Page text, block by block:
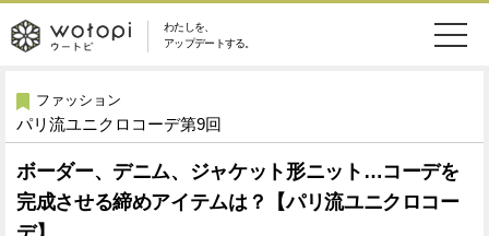
わたしを、
アップデートする。
wotopi
-
ウ
メ
ニ
ュ
ー
恋愛・結婚
美容・コスメ 妊娠・出産
健康 ワークスタイル
ファッション
パリ流ユニクロコーデ第9回
ボーダー、デニム、ジャケット形ニット…コーデを
完成させる締めアイテムは？【パリ流ユニクロコー